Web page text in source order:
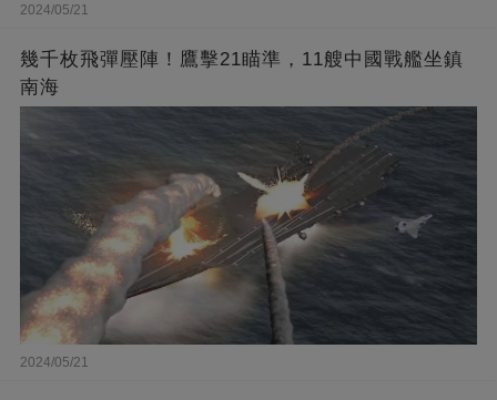
2024/05/21
幾千枚飛彈壓陣！鷹擊21瞄準，11艘中國戰艦坐鎮
南海
2024/05/21